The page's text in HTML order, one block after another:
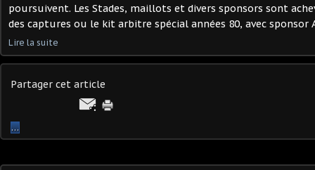
poursuivent. Les Stades, maillots et divers sponsors sont
des captures ou le kit arbitre spécial années 80, avec sponsor
Lire la suite
Partager cet article
…